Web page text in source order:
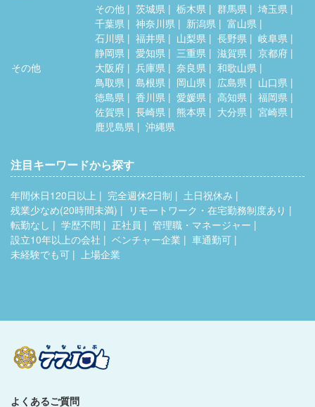
その他
その他 茨城県 栃木県 群馬県
埼玉県
千葉県
神奈川県 新潟県
富山県
石川県
福井県 山梨県 長野県
岐阜県
静岡県
愛知県 三重県 滋賀県
京都府
大阪府
兵庫県 奈良県
和歌山県
鳥取県
島根県 岡山県 広島県
山口県
徳島県
香川県 愛媛県 高知県
福岡県
佐賀県
長崎県 熊本県 大分県
宮崎県
鹿児島県
沖縄県
注目キーワードから探す
年間休日120日以上 完全週休2日制
土日祝休み
残業少なめ(20時間未満)
リモートワーク・在宅勤務制度あり
転勤なし
学歴不問 正社員
管理職・マネージャー
設立10年以上の会社
ベンチャー企業
車通勤可
未経験でも可
上場企業
よくあるご質問